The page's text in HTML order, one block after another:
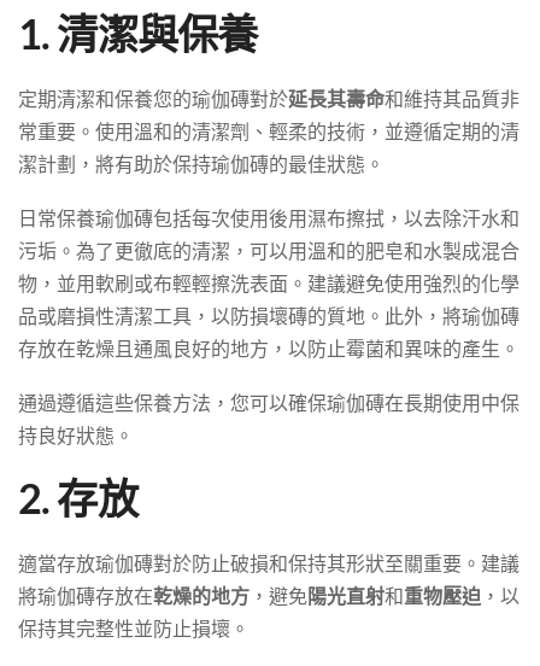
1. 清潔與保養
定期清潔和保養您的瑜伽磚對於延長其壽命和維持其品質非
常重要。使用溫和的清潔劑、輕柔的技術，並遵循定期的清
潔計劃，將有助於保持瑜伽磚的最佳狀態。
日常保養瑜伽磚包括每次使用後用濕布擦拭，以去除汗水和
污垢。為了更徹底的清潔，可以用溫和的肥皂和水製成混合
物，並用軟刷或布輕輕擦洗表面。建議避免使用強烈的化學
品或磨損性清潔工具，以防損壞磚的質地。此外，將瑜伽磚
存放在乾燥且通風良好的地方，以防止霉菌和異味的產生。
通過遵循這些保養方法，您可以確保瑜伽磚在長期使用中保
持良好狀態。
2. 存放
適當存放瑜伽磚對於防止破損和保持其形狀至關重要。建議
將瑜伽磚存放在乾燥的地方 ，避免陽光直射和重物壓迫 ，以
保持其完整性並防止損壞。